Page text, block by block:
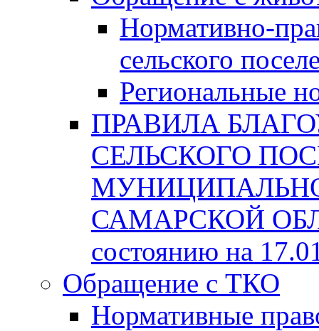
Нормативно-
сельского
Региональные
ПРАВИЛА
СЕЛЬСКОГО
САМАРСКОЙ
состоянию на
Обращение с ТКО
Нормативные